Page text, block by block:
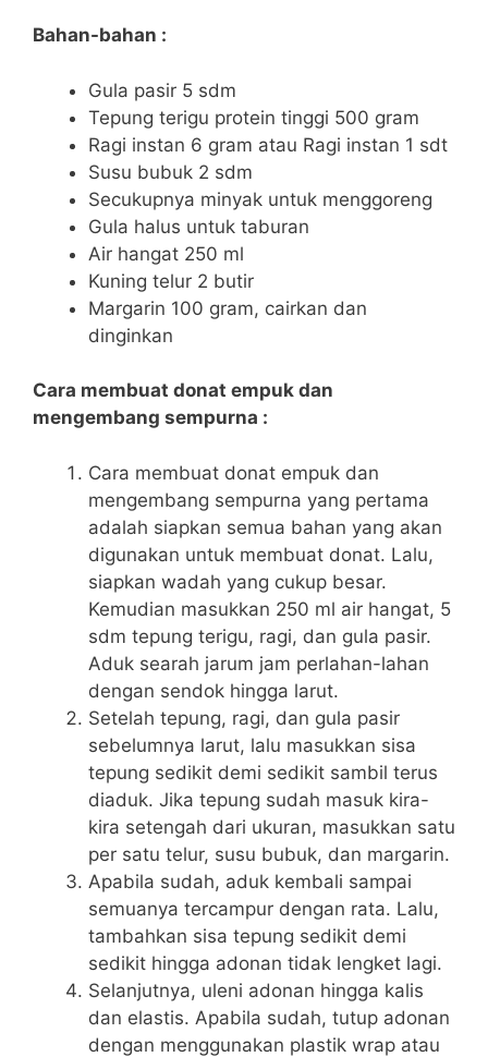
Bahan-bahan :
Gula pasir 5 sdm
Tepung terigu protein tinggi 500 gram
Ragi instan 6 gram atau Ragi instan 1 sdt
Susu bubuk 2 sdm
Secukupnya minyak untuk menggoreng
Gula halus untuk taburan
Air hangat 250 ml
Kuning telur 2 butir
Margarin 100 gram, cairkan dan
dinginkan
Cara membuat donat empuk dan
mengembang sempurna :
Cara membuat donat empuk dan
mengembang sempurna yang pertama
adalah siapkan semua bahan yang akan
digunakan untuk membuat donat. Lalu,
siapkan wadah yang cukup besar.
Kemudian masukkan 250 ml air hangat, 5
sdm tepung terigu, ragi, dan gula pasir.
Aduk searah jarum jam perlahan-lahan
dengan sendok hingga larut.
Setelah tepung, ragi, dan gula pasir
sebelumnya larut, lalu masukkan sisa
tepung sedikit demi sedikit sambil terus
diaduk. Jika tepung sudah masuk kira-
kira setengah dari ukuran, masukkan satu
per satu telur, susu bubuk, dan margarin.
Apabila sudah, aduk kembali sampai
semuanya tercampur dengan rata. Lalu,
tambahkan sisa tepung sedikit demi
sedikit hingga adonan tidak lengket lagi.
Selanjutnya, uleni adonan hingga kalis
dan elastis. Apabila sudah, tutup adonan
dengan menggunakan plastik wrap atau